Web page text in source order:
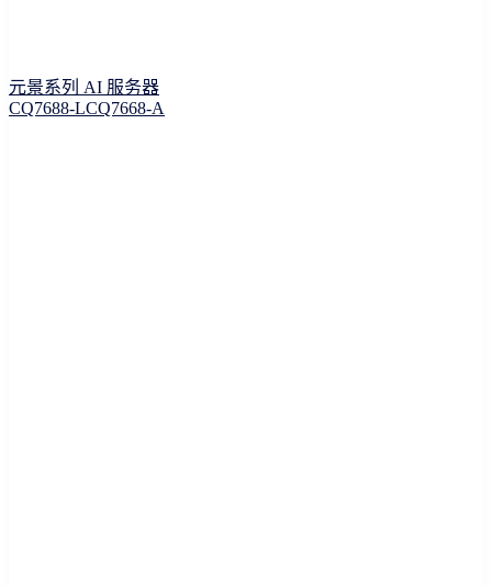
元景系列 AI 服务器
CQ7688-LCQ7668-A